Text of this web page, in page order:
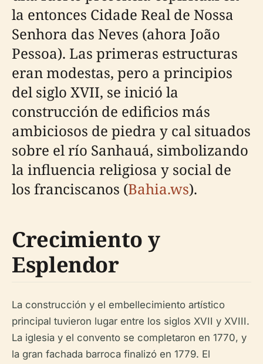
la entonces Cidade Real de Nossa
Senhora das Neves (ahora João
Pessoa). Las primeras estructuras
eran modestas, pero a principios
del siglo XVII, se inició la
construcción de edificios más
ambiciosos de piedra y cal situados
sobre el río Sanhauá, simbolizando
la influencia religiosa y social de
los franciscanos (Bahia.ws).
Crecimiento y
Esplendor
La construcción y el embellecimiento artístico
principal tuvieron lugar entre los siglos XVII y XVIII.
La iglesia y el convento se completaron en 1770, y
la gran fachada barroca finalizó en 1779. El